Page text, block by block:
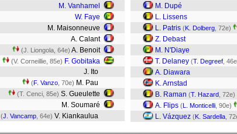
M. Vanhamel
W. Faye
M. Maisonneuve
A. Calant
(J. Liongola, 64e) A. Benoit
(V. Corneillie, 85e) F. Gobitaka
J. Ito
(F. Vanzo , 70e) M. Pau
(T. Cenci, 85e) S. Gueulette
M. Soumaré
(J. Vancamp , 64e) V. Kiankaulua
M. Dupé
L. Lissens
L. Patris (K. Dolberg , 72e)
Z. Debast
M. N'Diaye
T. Delaney (T. Degreef ,
A. Diawara
K. Arnstad
B. Raman (T. Hazard , 72e)
A. Flips (L. Monticelli , 90e)
L. Vázquez (K. Sardella ,